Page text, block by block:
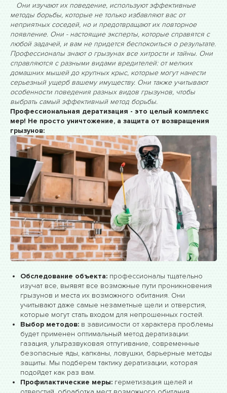
Они изучают их поведение, используют эффективные
методы борьбы, которые не только избавляют вас от
неприятных соседей, но и предотвращают их повторное
появление. Они - настоящие эксперты, которые справятся с
любой задачей, и вам не придется беспокоиться о результате.
Профессионалы знают о грызунах все хитрости и тайны. Они
справляются с разными видами вредителей: от мелких
домашних мышей до крупных крыс, которые могут нанести
серьезный ущерб вашему имуществу. Они также учитывают
особенности поведения разных видов грызунов, чтобы
выбрать самый эффективный метод борьбы.
Профессиональная дератизация - это целый комплекс
мер! Не просто уничтожение, а защита от возвращения
грызунов:
Обследование объекта: профессионалы тщательно
изучат все, выявят все возможные пути проникновения
грызунов и места их возможного обитания. Они
учитывают даже самые незаметные щели и отверстия,
которые могут стать входом для непрошенных гостей.
Выбор методов: в зависимости от характера проблемы
будет применен оптимальный метод дератизации:
газация, ультразвуковая отпугивание, современные
безопасные яды, капканы, ловушки, барьерные методы
защиты. Мы подберем тактику дератизации, которая
подойдет как раз вам.
Профилактические меры: герметизация щелей и